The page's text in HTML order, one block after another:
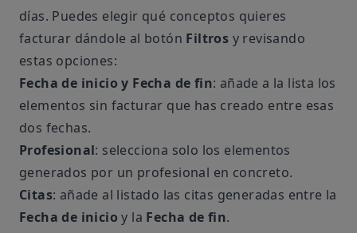
días. Puedes elegir qué conceptos quieres
facturar dándole al botón Filtros y revisando
estas opciones:
Fecha de inicio y Fecha de fin: añade a la lista los
elementos sin facturar que has creado entre esas
dos fechas.
Profesional: selecciona solo los elementos
generados por un profesional en concreto.
Citas: añade al listado las citas generadas entre la
Fecha de inicio y la Fecha de fin.